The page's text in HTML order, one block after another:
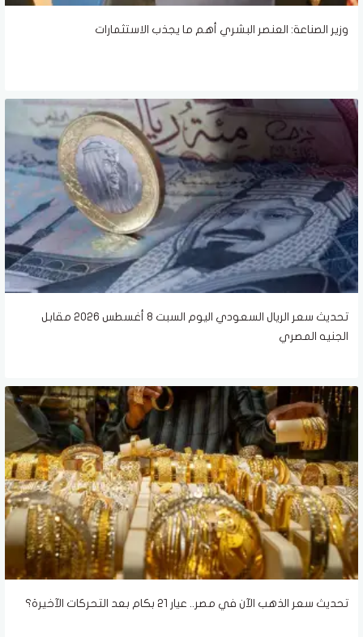
وزير الصناعة: العنصر البشري أهم ما يجذب الاستثمارات
تحديث سعر الريال السعودي اليوم السبت 8 أغسطس 2026 مقابل
الجنيه المصري
تحديث سعر الذهب الآن في مصر.. عيار 21 بكام بعد التحركات الآخيرة؟